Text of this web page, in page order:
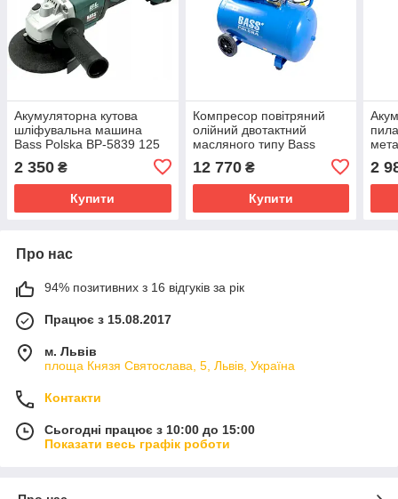
Акумуляторна кутова
шліфувальна машина
Bass Polska BP-5839 125
2 350 ₴
Купити
Компресор повітряний
олійний двотактний
масляного типу Bass
Polska 2200 BP-415 120 л
12 770₴
Купити
2
Про нас
94% позитивних з 16 відгуків за рік
Працює з 15.08.2017
м. Львів
площа Князя Святослава, 5, Львів, Україна
Контакти
Сьогодні працює з 10:00 до 15:00
Показати весь графік роботи